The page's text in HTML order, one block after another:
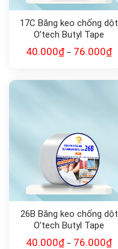
17C Băng keo chống dột
O’tech Butyl Tape
40.000₫ – 76.000₫
26B Băng keo chống dột
O’tech Butyl Tape
40.000₫ – 76.000₫